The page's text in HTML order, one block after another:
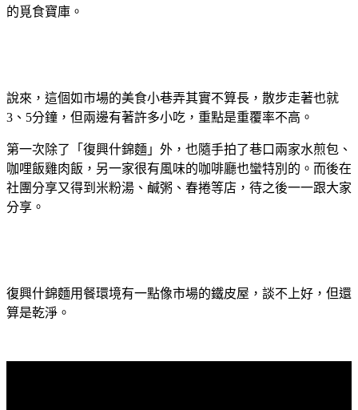
的覓食寶庫。
說來，這個如市場的美食小巷弄其實不算長，散步走著也就
3、5分鐘，但兩邊有著許多小吃，重點是重覆率不高。
第一次除了「復興什錦麵」外，也隨手拍了巷口兩家水煎包、
咖哩飯雞肉飯，另一家很有風味的咖啡廳也蠻特別的。而後在
社團分享又得到米粉湯、鹹粥、春捲等店，待之後一一跟大家
分享。
復興什錦麵用餐環境有一點像市場的鐵皮屋，談不上好，但還
算是乾淨。